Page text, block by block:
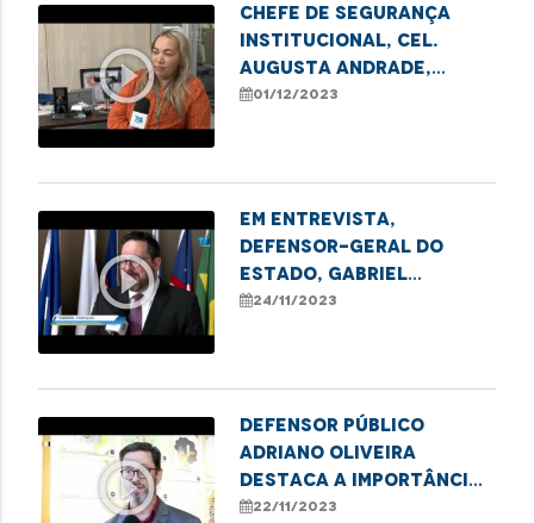
play_circle_outline
Chefe de Segurança
Institucional, cel.
Augusta Andrade,
destaca aprovação de
ingresso de mulheres
01/12/2023
play_circle_outline
Em entrevista,
defensor-geral do
Estado, Gabriel
Furtado, fala sobre a
Maranhense
24/11/2023
play_circle_outline
Defensor público
Adriano Oliveira
destaca a importância
da 13ª edição do
22/11/2023